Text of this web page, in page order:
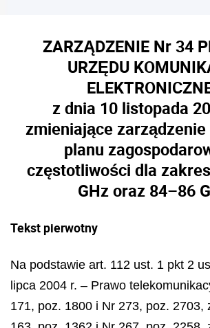
ZARZĄDZENIE Nr 34
URZĘDU
z dnia 10 listopada
zmieniające
planu
częstotliwości dla
GHz oraz 84–86
Tekst pierwotny
Na podstawie art. 112 ust. 1 pkt 2
lipca 2004 r. – Prawo
171, poz. 1800 i Nr 273, poz. 2703,